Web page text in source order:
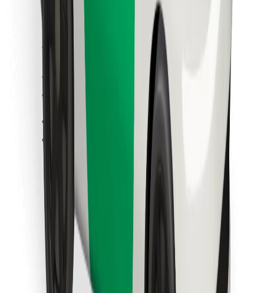
Felhasználási feltételek
Pár perc alatt ott vagyunk érted!
Bolt alkalmazás letöltése
Találd meg kedvenc ételedet!
Bolt Food app letöltése